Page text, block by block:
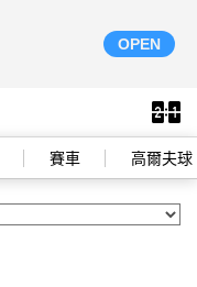
OPEN
賽車 高爾夫球